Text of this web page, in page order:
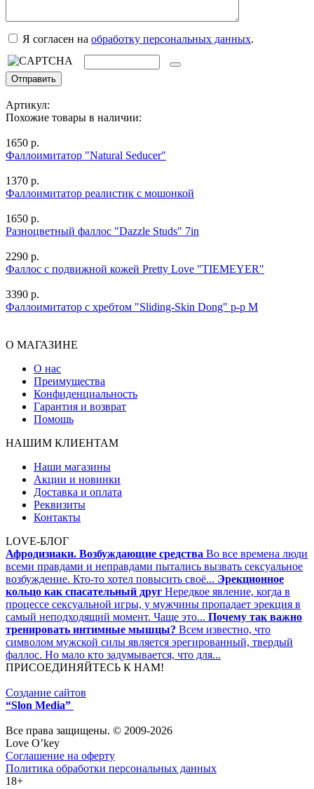
Я согласен на обработку персональных данных.
Артикул:
Похожие товары в наличии:
1650 р.
Фаллоимитатор "Natural Seducer"
1370 р.
Фаллоимитатор реалистик с мошонкой
1650 р.
Разноцветный фаллос "Dazzle Studs" 7in
2290 р.
Фаллос с подвижной кожей Pretty Love "TIEMEYER"
3390 р.
Фаллоимитатор с хребтом "Sliding-Skin Dong" р-р M
О МАГАЗИНЕ
О нас
Преимущества
Конфиденциальность
Гарантия и возврат
Помощь
НАШИМ КЛИЕНТАМ
Наши магазины
Акции и новинки
Доставка и оплата
Реквизиты
Контакты
LOVE-БЛОГ
Афродизиаки. Возбуждающие средства Во все времена люди
всеми правдами и неправдами пытались вызвать сексуальное
возбуждение. Кто-то хотел повысить своё... Эрекционное
кольцо как спасательный друг Нередкое явление, когда в
процессе сексуальной игры, у мужчины пропадает эрекция в
самый неподходящий момент. Чаще это... Почему так важно
тренировать интимные мышцы? Всем известно, что
символом мужской силы является эрегированный, твердый
фаллос. Но мало кто задумывается, что для...
ПРИСОЕДИНЯЙТЕСЬ К НАМ!
Создание сайтов
“Slon Media”
Все права защищены. © 2009-2026
Love O’key
Соглашение на оферту
Политика обработки персональных данных
18+